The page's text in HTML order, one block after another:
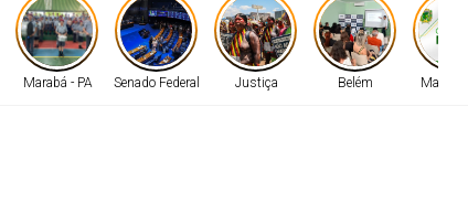
Marabá - PA Senado Federal Justiça Belém Marabá